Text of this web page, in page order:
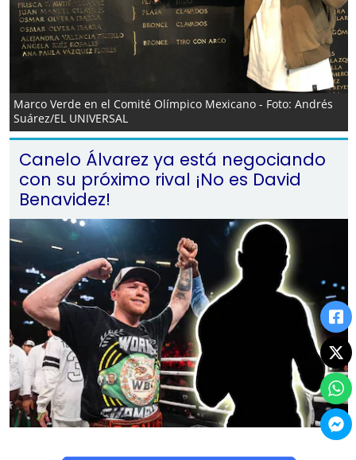
Marco Verde en el Comité Olímpico Mexicano - Foto: Andrés
Suárez/EL UNIVERSAL
Canelo Álvarez ya está negociando
con su próximo rival ¡No es David
Benavidez!